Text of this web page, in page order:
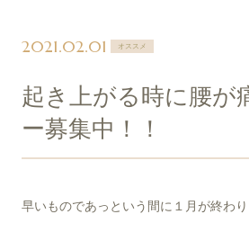
2021.02.01 オススメ
起き上がる時に腰が
ー募集中！！
早いものであっという間に１月が終わ